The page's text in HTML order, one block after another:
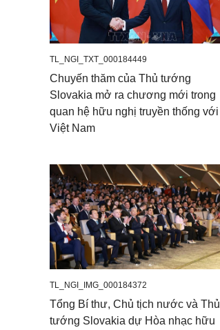
TL_NGI_TXT_000184449
Chuyến thăm của Thủ tướng
Slovakia mở ra chương mới trong
quan hệ hữu nghị truyền thống với
Việt Nam
TL_NGI_IMG_000184372
Tổng Bí thư, Chủ tịch nước và Thủ
tướng Slovakia dự Hòa nhạc hữu